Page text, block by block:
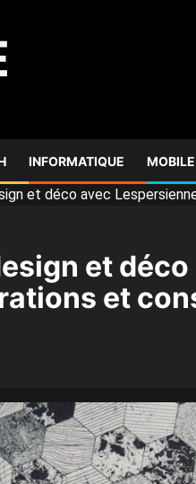
INFORMATIQUE MOBILE
et déco avec
et déco
et